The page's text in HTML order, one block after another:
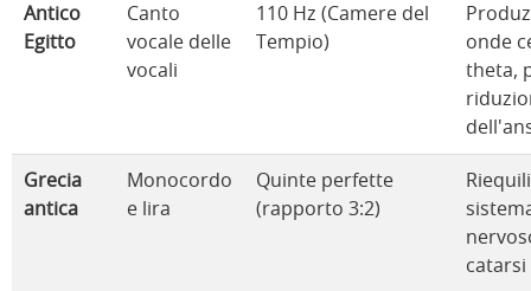
Antico
Egitto
Canto
vocale delle
vocali
110 Hz (Camere del
Tempio)
onde
theta,
Grecia
antica
Monocordo
e lira
Quinte perfette
(rapporto 3:2)
catarsi